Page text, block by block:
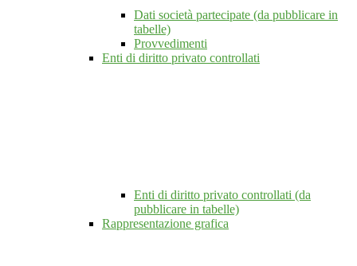
Dati società partecipate (da pubblicare in
tabelle)
Provvedimenti
Enti di diritto privato controllati
Enti di diritto privato controllati (da
pubblicare in tabelle)
Rappresentazione grafica